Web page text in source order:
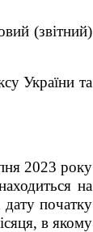
(звітний)
України та
2023 року
на
початку
в якому